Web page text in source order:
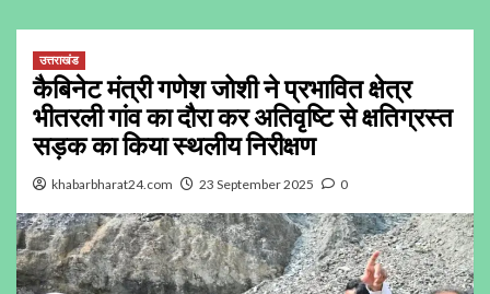
उत्तराखंड
कैबिनेट मंत्री गणेश जोशी ने प्रभावित क्षेत्र
भीतरली गांव का दौरा कर अतिवृष्टि से क्षतिग्रस्त
सड़क का किया स्थलीय निरीक्षण
khabarbharat24.com 23 September 2025 0